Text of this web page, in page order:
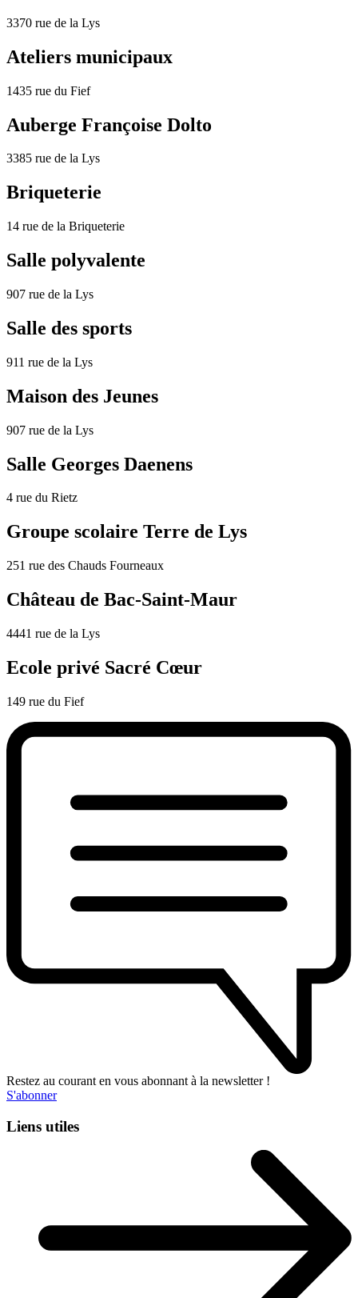
3370 rue de la Lys
Ateliers municipaux
1435 rue du Fief
Auberge Françoise Dolto
3385 rue de la Lys
Briqueterie
14 rue de la Briqueterie
Salle polyvalente
907 rue de la Lys
Salle des sports
911 rue de la Lys
Maison des Jeunes
907 rue de la Lys
Salle Georges Daenens
4 rue du Rietz
Groupe scolaire Terre de Lys
251 rue des Chauds Fourneaux
Château de Bac-Saint-Maur
4441 rue de la Lys
Ecole privé Sacré Cœur
149 rue du Fief
Restez au courant en vous abonnant à la newsletter !
S'abonner
Liens utiles